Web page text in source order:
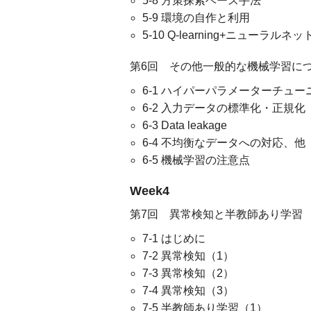
5-9 環境の自作と利用
5-10 Q-learning+ニューラルネット
第6回 その他一般的な機械学習に
6-1 ハイパーパラメーターチュー
6-2 入力データの標準化・正規化
6-3 Data leakage
6-4 不均衡なデータへの対応、他
6-5 機械学習の注意点
Week4
第7回 異常検知と半教師あり学習
7-1 はじめに
7-2 異常検知（1）
7-3 異常検知（2）
7-4 異常検知（3）
7-5 半教師あり学習（1）